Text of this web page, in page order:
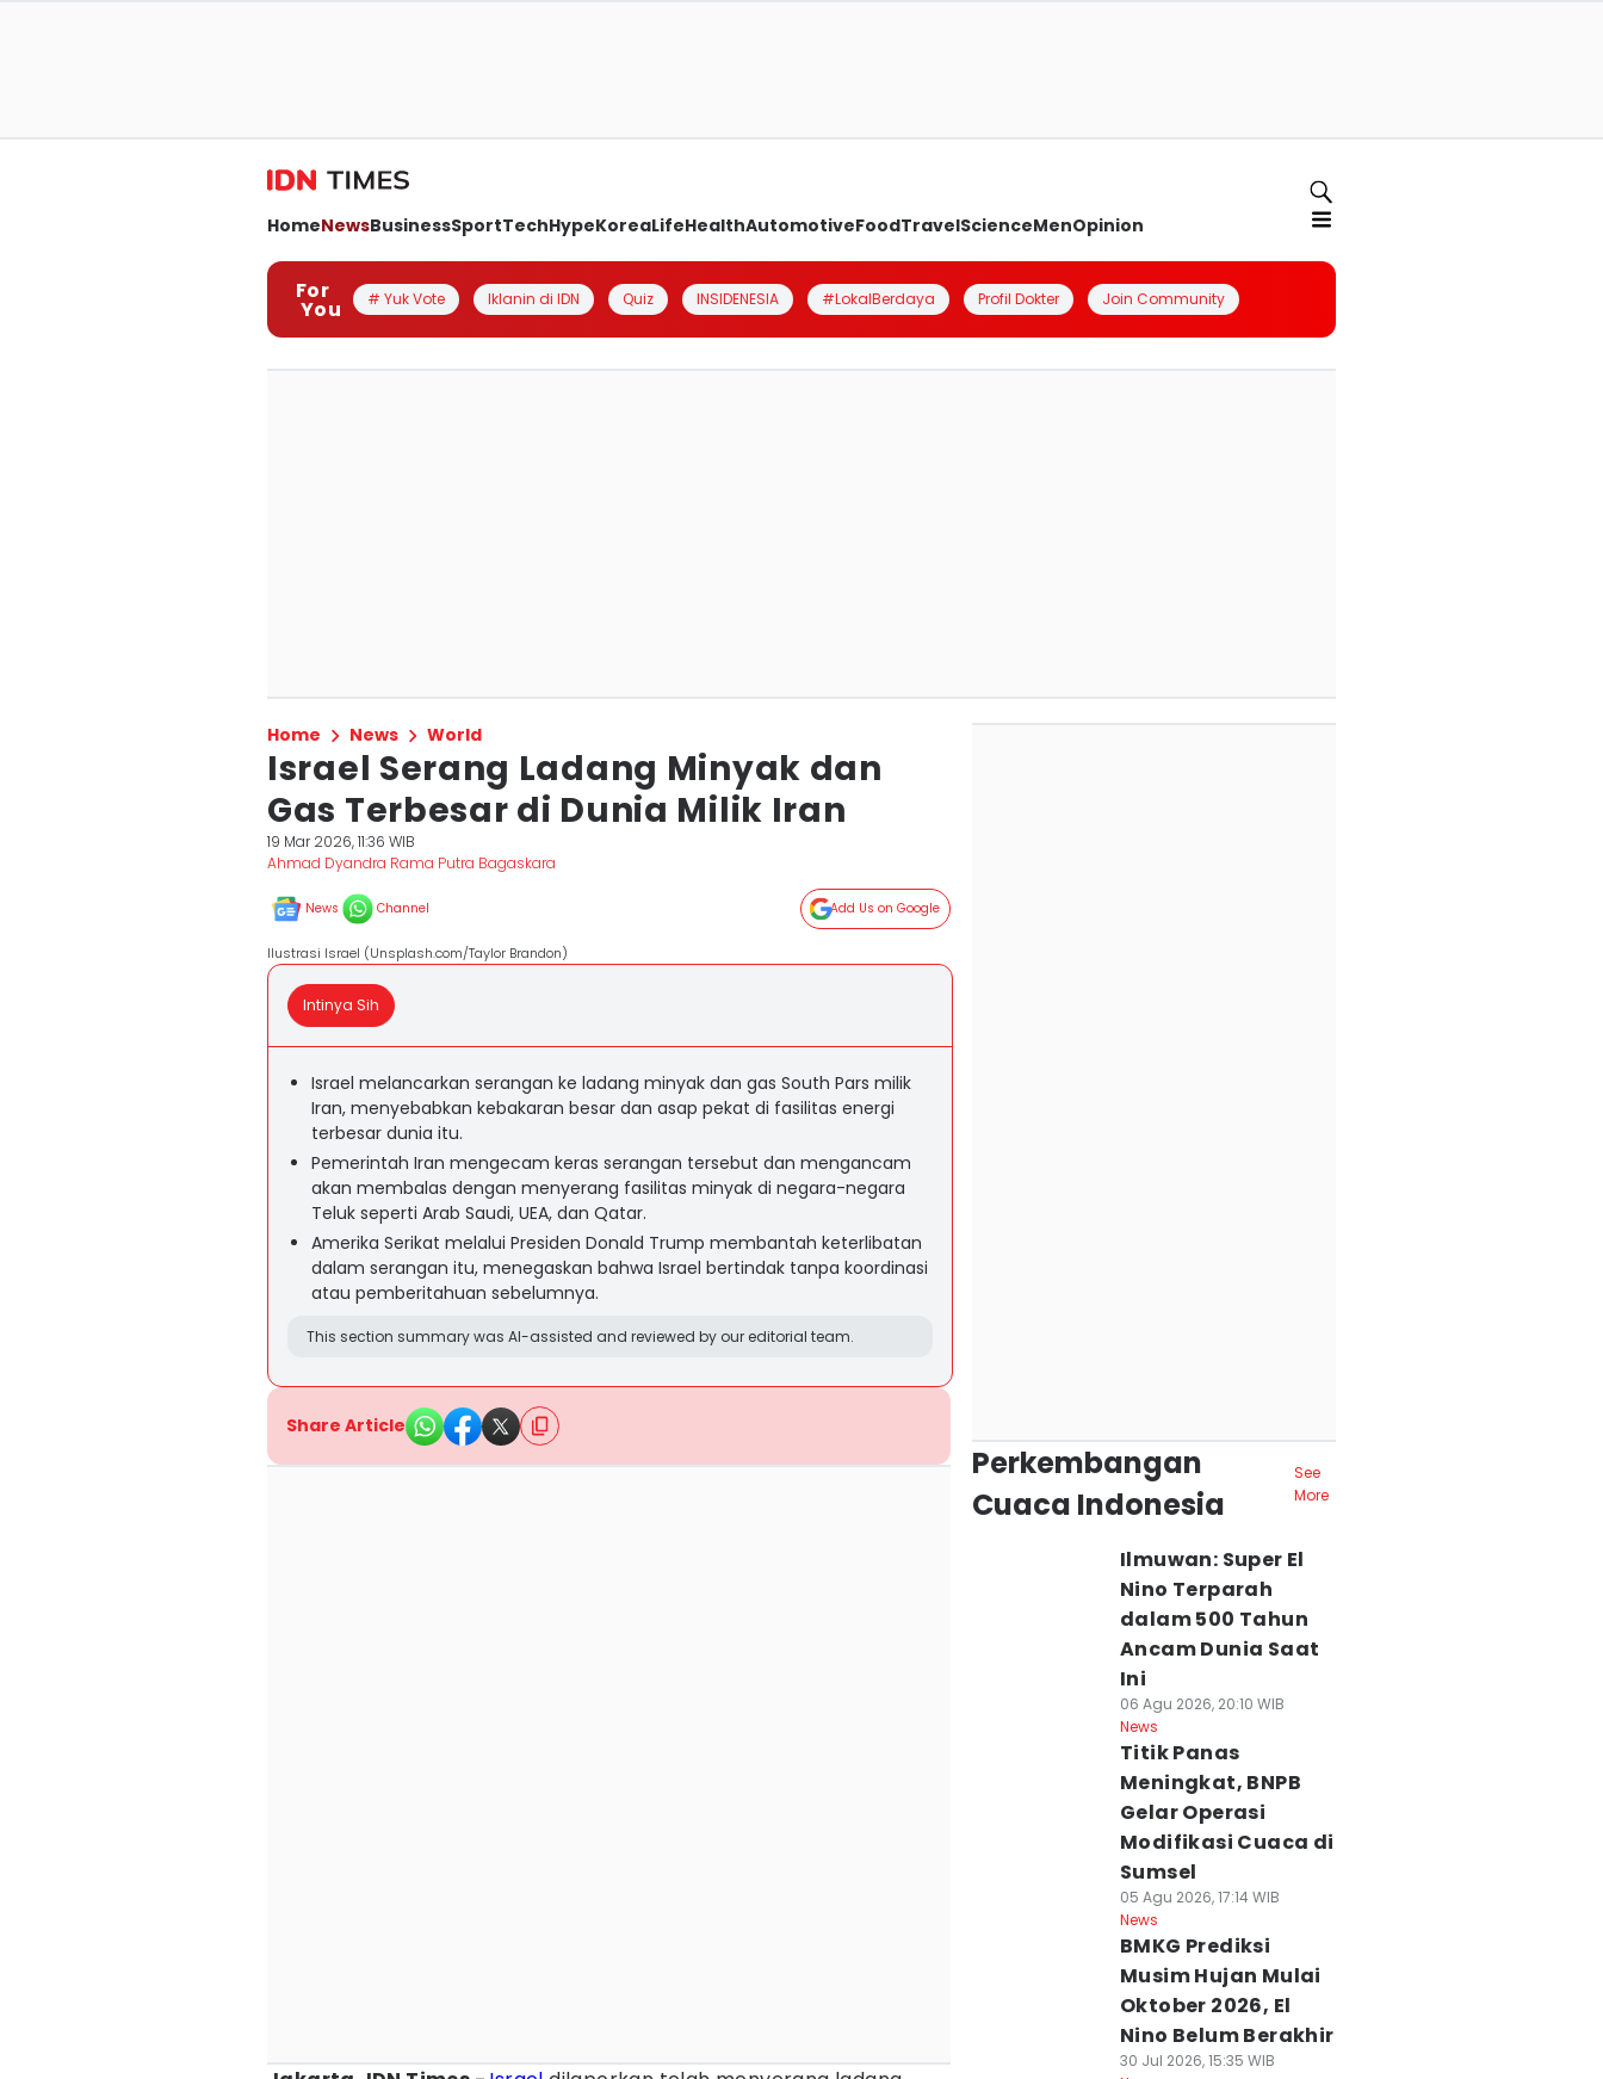
HomeNewsBusinessSportTechHypeKoreaLifeHealthAutomotiveFoodTravelScienceMenOpinion
For
You # Yuk Vote Iklanin di IDN Quiz INSIDENESIA #LokalBerdaya Profil Dokter Join Community
Home News World
Israel Serang Ladang Minyak dan
Gas Terbesar di Dunia Milik Iran
19 Mar 2026, 11:36 WIB
Ahmad Dyandra Rama Putra Bagaskara
News Channel Add Us on Google
Ilustrasi Israel (Unsplash.com/Taylor Brandon)
Intinya Sih
Israel melancarkan serangan ke ladang minyak dan gas South Pars milik
Iran, menyebabkan kebakaran besar dan asap pekat di fasilitas energi
terbesar dunia itu.
Pemerintah Iran mengecam keras serangan tersebut dan mengancam
akan membalas dengan menyerang fasilitas minyak di negara-negara
Teluk seperti Arab Saudi, UEA, dan Qatar.
Amerika Serikat melalui Presiden Donald Trump membantah keterlibatan
dalam serangan itu, menegaskan bahwa Israel bertindak tanpa koordinasi
atau pemberitahuan sebelumnya.
This section summary was AI-assisted and reviewed by our editorial team.
Share Article
Perkembangan
Cuaca Indonesia
See
More
Ilmuwan: Super El
Nino Terparah
dalam 500 Tahun
Ancam Dunia Saat
Ini
06 Agu 2026, 20:10 WIB
News
Titik Panas
Meningkat, BNPB
Gelar Operasi
Modifikasi Cuaca di
Sumsel
05 Agu 2026, 17:14 WIB
News
BMKG Prediksi
Musim Hujan Mulai
Oktober 2026, El
Nino Belum Berakhir
30 Jul 2026, 15:35 WIB